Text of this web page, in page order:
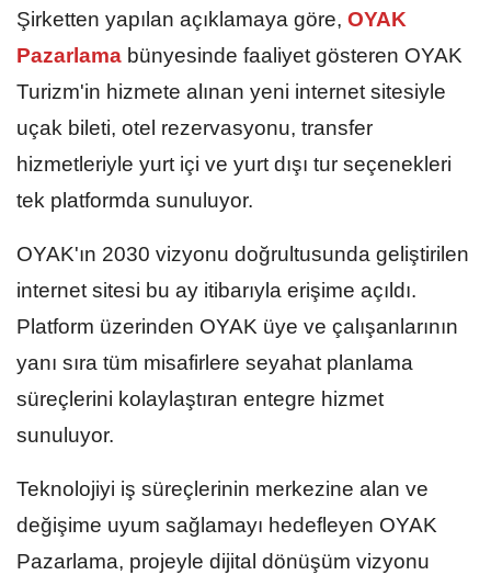
Şirketten yapılan açıklamaya göre, OYAK
Pazarlama bünyesinde faaliyet gösteren OYAK
Turizm'in hizmete alınan yeni internet sitesiyle
uçak bileti, otel rezervasyonu, transfer
hizmetleriyle yurt içi ve yurt dışı tur seçenekleri
tek platformda sunuluyor.
OYAK'ın 2030 vizyonu doğrultusunda geliştirilen
internet sitesi bu ay itibarıyla erişime açıldı.
Platform üzerinden OYAK üye ve çalışanlarının
yanı sıra tüm misafirlere seyahat planlama
süreçlerini kolaylaştıran entegre hizmet
sunuluyor.
Teknolojiyi iş süreçlerinin merkezine alan ve
değişime uyum sağlamayı hedefleyen OYAK
Pazarlama, projeyle dijital dönüşüm vizyonu